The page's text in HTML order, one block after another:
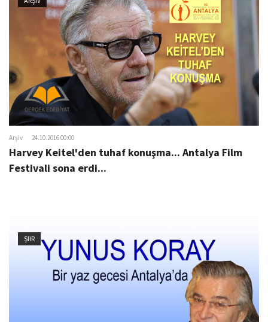
Arşiv 24.10.2016 00:00
Harvey Keitel'den tuhaf konuşma... Antalya Film
Festivali sona erdi...
ŞIIR